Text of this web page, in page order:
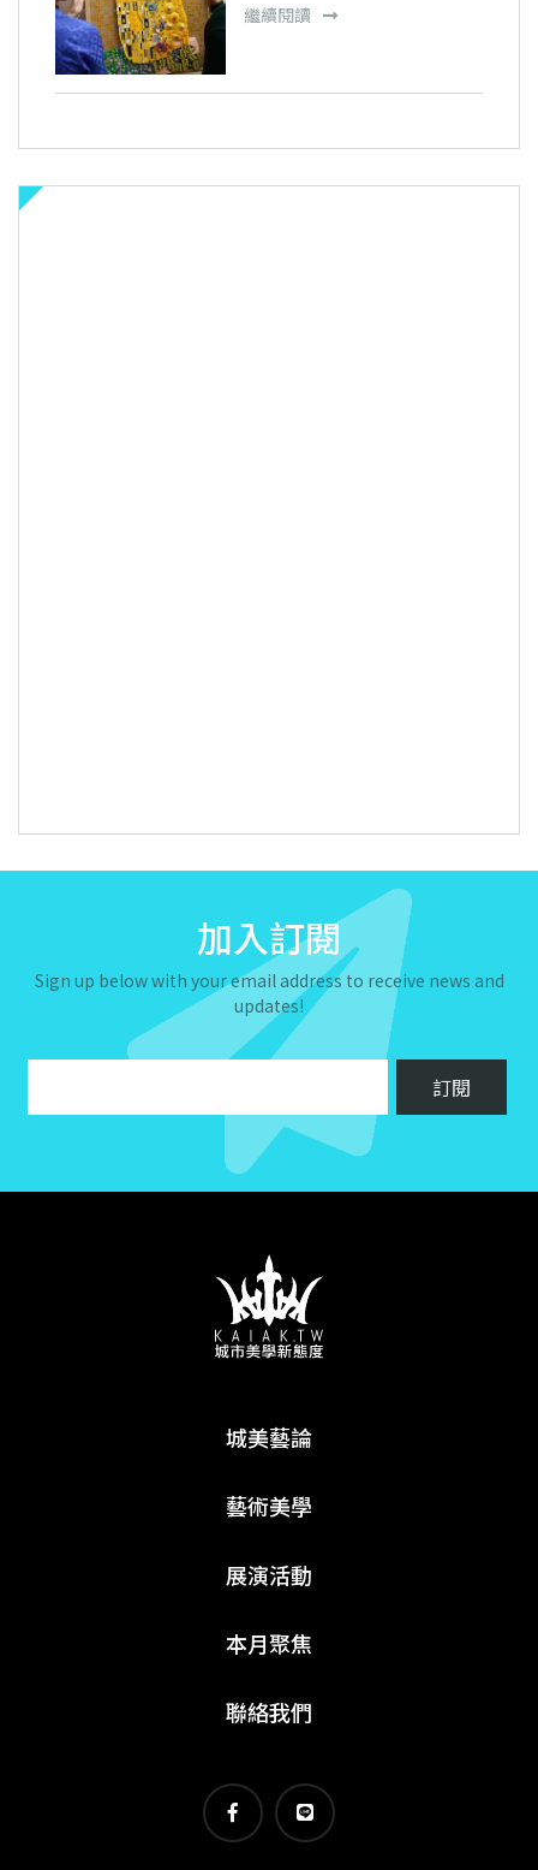
繼續閱讀
加入訂閱
Sign up below with your email address to receive news and
updates!
城美藝論
藝術美學
展演活動
本月聚焦
聯絡我們